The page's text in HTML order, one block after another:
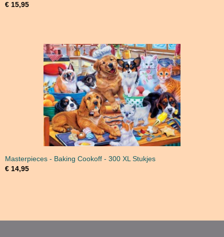
€ 15,95
Masterpieces - Baking Cookoff - 300 XL Stukjes
€ 14,95